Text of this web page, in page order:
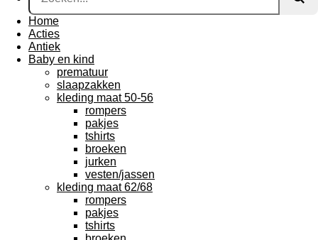
Home
Acties
Antiek
Baby en kind
prematuur
slaapzakken
kleding maat 50-56
rompers
pakjes
tshirts
broeken
jurken
vesten/jassen
kleding maat 62/68
rompers
pakjes
tshirts